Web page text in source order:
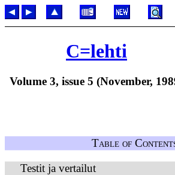
C=lehti
Volume 3, issue 5 (November,
Table of
Testit ja vertailut